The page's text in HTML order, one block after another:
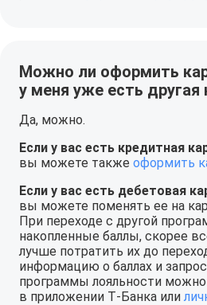
Можно ли оформить
у меня уже есть другая
Да, можно.
Если у вас есть кредитная
вы можете также оформить
Если у вас есть дебетовая
вы можете поменять ее на
При переходе с другой
накопленные баллы, скорее
лучше потратить их до
информацию о баллах и
программы лояльности
в приложении Т‑Банка или